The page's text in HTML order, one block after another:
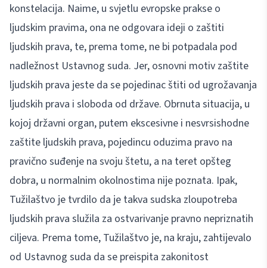
konstelacija. Naime, u svjetlu evropske prakse o
ljudskim pravima, ona ne odgovara ideji o zaštiti
ljudskih prava, te, prema tome, ne bi potpadala pod
nadležnost Ustavnog suda. Jer, osnovni motiv zaštite
ljudskih prava jeste da se pojedinac štiti od ugrožavanja
ljudskih prava i sloboda od države. Obrnuta situacija, u
kojoj državni organ, putem ekscesivne i nesvrsishodne
zaštite ljudskih prava, pojedincu oduzima pravo na
pravično suđenje na svoju štetu, a na teret opšteg
dobra, u normalnim okolnostima nije poznata. Ipak,
Tužilaštvo je tvrdilo da je takva sudska zloupotreba
ljudskih prava služila za ostvarivanje pravno nepriznatih
ciljeva. Prema tome, Tužilaštvo je, na kraju, zahtijevalo
od Ustavnog suda da se preispita zakonitost